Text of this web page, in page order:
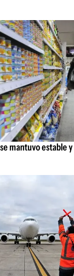
mantuvo estable